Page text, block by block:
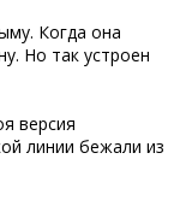
Когда она
Но так устроен
версия
линии бежали из